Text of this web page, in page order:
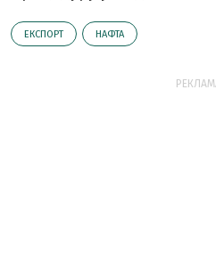
ЕКСПОРТ НАФТА